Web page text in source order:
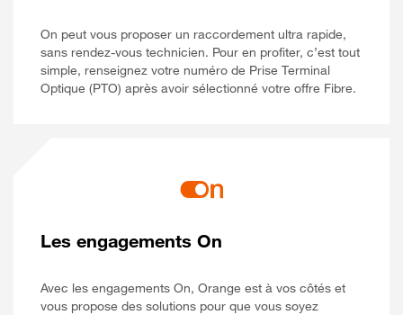
On peut vous proposer un raccordement ultra rapide,
sans rendez-vous technicien. Pour en profiter, c’est tout
simple, renseignez votre numéro de Prise Terminal
Optique (PTO) après avoir sélectionné votre offre Fibre.
Les engagements On
Avec les engagements On, Orange est à vos côtés et
vous propose des solutions pour que vous soyez